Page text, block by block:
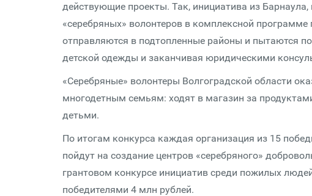
действующие проекты. Так, инициатива из
«серебряных» волонтеров в комплексной
отправляются в подтопленные районы и пытаются
детской одежды и заканчивая юридическими
«Серебряные» волонтеры Волгоградской области
многодетным семьям: ходят в магазин за
детьми.
По итогам конкурса каждая организация из 15
пойдут на создание центров «серебряного»
грантовом конкурсе инициатив среди пожилых
победителями 4 млн рублей.